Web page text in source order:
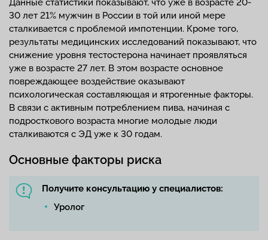
30 лет 21% мужчин в России в той или иной мере
сталкивается с проблемой импотенции. Кроме того,
результаты медицинских исследований показывают, что
снижение уровня тестостерона начинает проявляться
уже в возрасте 27 лет. В этом возрасте основное
повреждающее воздействие оказывают
психологическая составляющая и ятрогенные факторы.
В связи с активным потреблением пива, начиная с
подросткового возраста многие молодые люди
сталкиваются с ЭД уже к 30 годам.
Основные факторы риска
Получите консультацию у специалистов:
Уролог